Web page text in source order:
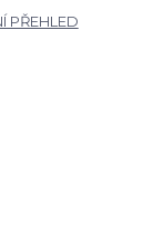
PŘEHLED